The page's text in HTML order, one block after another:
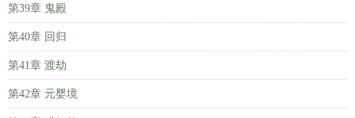
第39章 鬼殿
第40章 回归
第41章 渡劫
第42章 元婴境